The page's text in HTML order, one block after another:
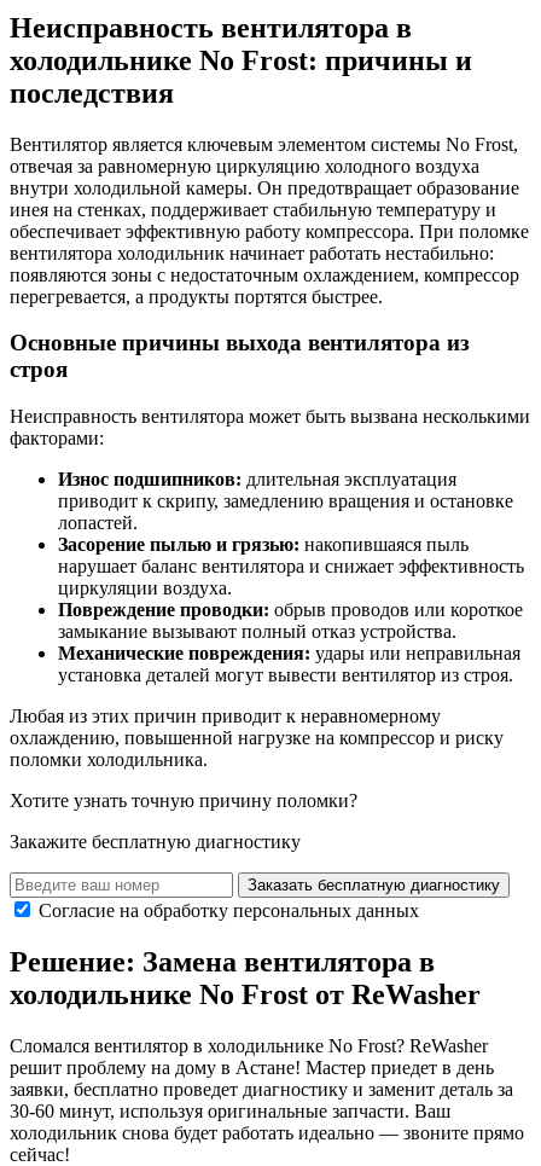
Неисправность вентилятора в
холодильнике No Frost: причины и
последствия
Вентилятор является ключевым элементом системы No Frost,
отвечая за равномерную циркуляцию холодного воздуха
внутри холодильной камеры. Он предотвращает образование
инея на стенках, поддерживает стабильную температуру и
обеспечивает эффективную работу компрессора. При поломке
вентилятора холодильник начинает работать нестабильно:
появляются зоны с недостаточным охлаждением, компрессор
перегревается, а продукты портятся быстрее.
Основные причины выхода вентилятора из
строя
Неисправность вентилятора может быть вызвана несколькими
факторами:
Износ подшипников: длительная эксплуатация
приводит к скрипу, замедлению вращения и остановке
лопастей.
Засорение пылью и грязью: накопившаяся пыль
нарушает баланс вентилятора и снижает эффективность
циркуляции воздуха.
Повреждение проводки: обрыв проводов или короткое
замыкание вызывают полный отказ устройства.
Механические повреждения: удары или неправильная
установка деталей могут вывести вентилятор из строя.
Любая из этих причин приводит к неравномерному
охлаждению, повышенной нагрузке на компрессор и риску
поломки холодильника.
Хотите узнать точную причину поломки?
Закажите бесплатную диагностику
Заказать бесплатную диагностику
Согласие на обработку персональных данных
Решение: Замена вентилятора в
холодильнике No Frost от ReWasher
Сломался вентилятор в холодильнике No Frost? ReWasher
решит проблему на дому в Астане! Мастер приедет в день
заявки, бесплатно проведет диагностику и заменит деталь за
30-60 минут, используя оригинальные запчасти. Ваш
холодильник снова будет работать идеально — звоните прямо
сейчас!